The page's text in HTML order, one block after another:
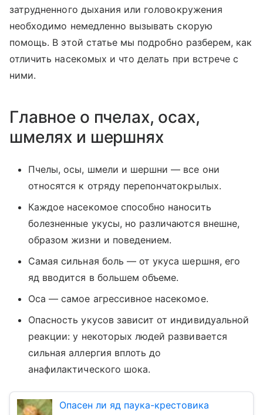
затрудненного дыхания или головокружения
необходимо немедленно вызывать скорую
помощь. В этой статье мы подробно разберем, как
отличить насекомых и что делать при встрече с
ними.
Главное о пчелах, осах,
шмелях и шершнях
Пчелы, осы, шмели и шершни — все они
относятся к отряду перепончатокрылых.
Каждое насекомое способно наносить
болезненные укусы, но различаются внешне,
образом жизни и поведением.
Самая сильная боль — от укуса шершня, его
яд вводится в большем объеме.
Оса — самое агрессивное насекомое.
Опасность укусов зависит от индивидуальной
реакции: у некоторых людей развивается
сильная аллергия вплоть до
анафилактического шока.
Опасен ли яд паука-крестовика